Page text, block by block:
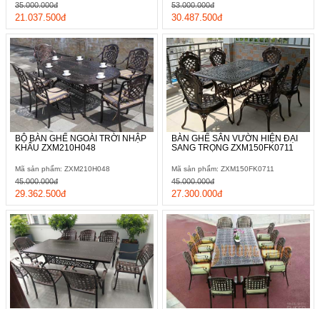
21.037.500đ
35.000.000đ
30.487.500đ
53.000.000đ
BỘ BÀN GHẾ NGOÀI TRỜI NHẬP
KHẨU ZXM210H048
Mã sản phẩm: ZXM210H048
29.362.500đ
45.000.000đ
BÀN GHẾ SÂN VƯỜN HIỆN ĐẠI
SANG TRỌNG ZXM150FK0711
Mã sản phẩm: ZXM150FK0711
27.300.000đ
45.000.000đ